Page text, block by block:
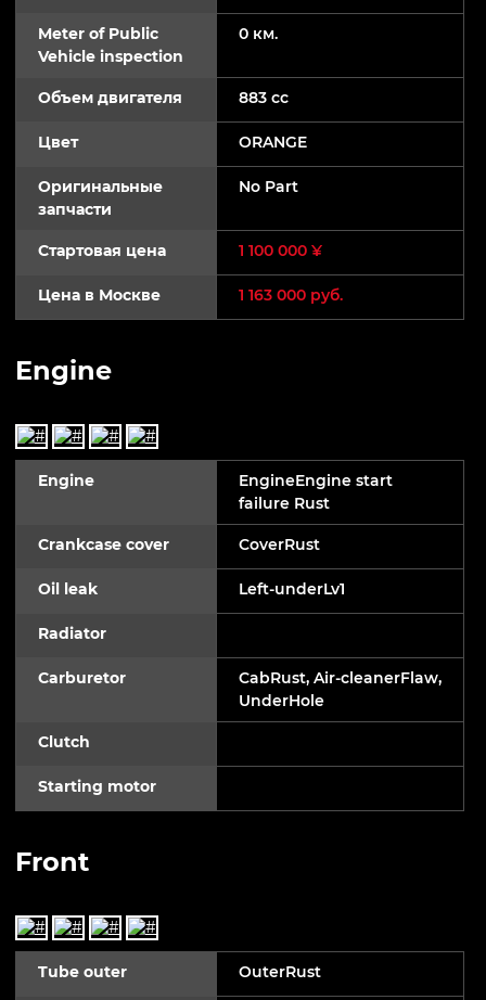
Meter of Public
Vehicle inspection
0 км.
Объем двигателя 883 cc
Цвет ORANGE
Оригинальные
запчасти
No Part
Стартовая цена 1 100 000 ¥
Цена в Москве 1 163 000 руб.
Engine
Engine
EngineEngine start
failure Rust
Crankcase cover CoverRust
Oil leak Left-underLv1
Radiator
Carburetor
CabRust, Air-cleanerFlaw,
UnderHole
Clutch
Starting motor
Front
Tube outer OuterRust